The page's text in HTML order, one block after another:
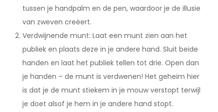
tussen je handpalm en de pen, waardoor je de illusie
van zweven creëert.
Verdwijnende munt: Laat een munt zien aan het
publiek en plaats deze in je andere hand. Sluit beide
handen en laat het publiek tellen tot drie. Open dan
je handen – de munt is verdwenen! Het geheim hier
is dat je de munt stiekem in je mouw verstopt terwijl
je doet alsof je hem in je andere hand stopt.